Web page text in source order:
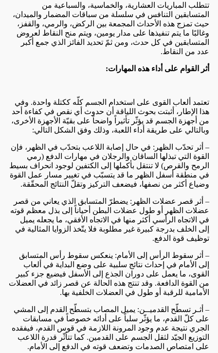
تتطلب المباريات العشارية، والخماسية، والسباعية من
المتسابقين التنافس في سلسلة من سباقات المضمار والميدان،
حيث تمزج هذه الأحداث المجمعة بين الركض، والرمي، والقفز،
وغالبًا ما يتم تنفيذها على مدار يومين، ويتم منح النقاط لعروض
المتسابقين في كل حدث، ومن ثمّ تحديد الفائز الذي جمع أكبر
عدد من النقاط.
أثر القوام على أداء هذه المهارات:
تعتمد ألعاب القوى على استخدام الجسم كلّه ككتلة واحدة. وفي
هذا الإطار، أثبتت بحوث اللياقة أن حدوث أي نقص في كفاءة أحد
من أجهزة الجسم قد يؤثّر تأثيراً واضحاً على بقيّة الأجهزة الأخرى،
وبالتالي على طريقة أداء اللعبة، وذلك وفق الشكل التالي:
– أثر تحدّب الظهر: في حال إصابة اللاعب بتحدّب في الظهر، فإن
القوة التي تبذلها الساقان والرجلان في مهارات الدفع (رمي
الرمح والقرص) لا تنتقل بأكملها إلى الكتفين لوجود انحراف بسيط
في منطقة أسفل الظهر ما قد يتسبّب في تغيير مسار عمل القوة
وضياع أكثر من نصفها، فيضعف التركيز وتقلّ النتائج المحقّقة.
– أثر قصر عضلات الظهر: يضطرّ المتسابق الذي يعاني من قصر
عضلات الظهر أو طول عضلات البطن أحياناً إلى بذل معظم قوته
في الاتجاه الرأسي أكثر منها في الاتجاه الأفقي، ما يجعله يميل
إلى الخلف بدرجة كبيرة غير مطلوبة فلا يتّخذ الزوايا المثالية في
توظيف قوة الدفع.
– أثر سقوط الرأس إلى الأمام: ينعكس سقوط رأس المتسابق
إلى الأمام في إحداث نتائج سلبية على وضع البداية في ألعاب
القوى، ما يعمل على دوران الجذع إلى الأسفل فيضيع جزء كبير
من القوة الدافعة. وقد تنتج هذه الحالة عن قصر زائد في العضلات
الأمامية للرقبة أو طول في العضلات الخلفية بها.
– أثـر تسطّح القدميــن: يميل المصاب بتسطّح القدم إلى المشي
على كلّ القدم، ما يؤثّر سلباً على أدائه خصوصاً في مسابقات
الجري نتيجة عدم وجود المرونة اللازمة في قوس القدم، فيفقده
التوزيع الجيّد لثقل الجسم على القدمين. كما تتأثّر قدرة اللاعب
على امتصاص الصدمات وتضعف قوته في الدفع إلى الأمام.